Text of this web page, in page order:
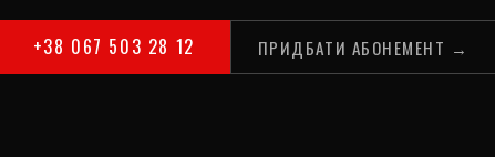
+38 067 503 28 12 ПРИДБАТИ АБОНЕМЕНТ →